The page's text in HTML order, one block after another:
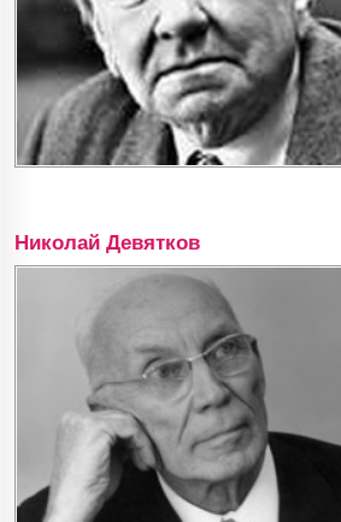
Николай Девятков